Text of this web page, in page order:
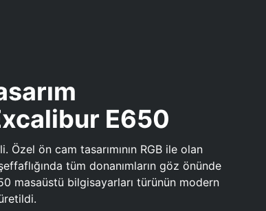
E650
Özel ön cam tasarımının RGB ile olan
tüm donanımların göz önünde
masaüstü bilgisayarları türünün modern